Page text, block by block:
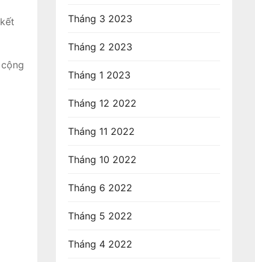
Tháng 3 2023
Tháng 2 2023
Tháng 1 2023
Tháng 12 2022
Tháng 11 2022
Tháng 10 2022
Tháng 6 2022
Tháng 5 2022
Tháng 4 2022